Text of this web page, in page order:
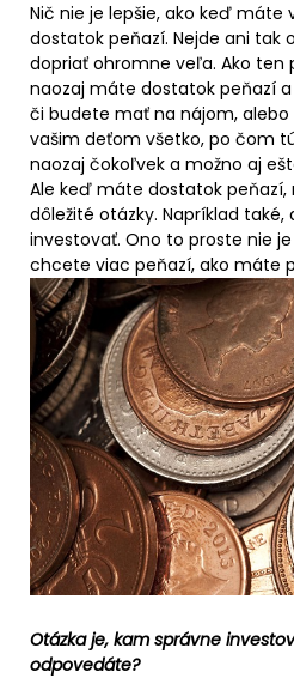
Nič nie je lepšie, ako keď máte
dostatok peňazí. Nejde ani tak
dopriať ohromne veľa. Ako ten
naozaj máte dostatok peňazí
či budete mať na nájom,
vašim deťom všetko, po čom
naozaj čokoľvek a možno aj
Ale keď máte dostatok
dôležité otázky. Napríklad
investovať. Ono to proste nie
chcete viac peňazí, ako máte
Otázka je, kam správne
odpovedáte?